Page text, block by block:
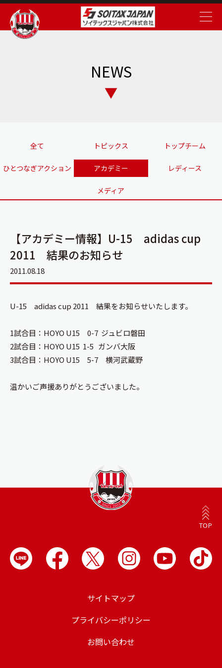
NEWS
全て トピックス トップチーム
ひとつなぎアクション アカデミー レディース
メディア
【アカデミー情報】U-15 adidas cup
2011 結果のお知らせ
2011.08.18
U-15 adidas cup 2011 結果をお知らせいたします。
1試合目：HOYO U15 0-7 ジュビロ磐田
2試合目：HOYO U15 1-5 ガンバ大阪
3試合目：HOYO U15 5-7 横河武蔵野
温かいご声援ありがとうございました。
TOP
サイトマップ
プライバシーポリシー
お問い合わせ